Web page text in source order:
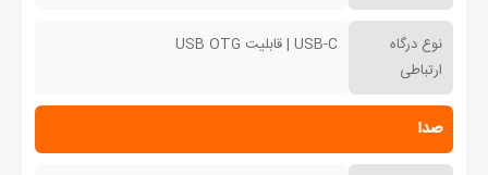
نوع درگاه
ارتباطی
USB-C | قابلیت USB OTG
صدا